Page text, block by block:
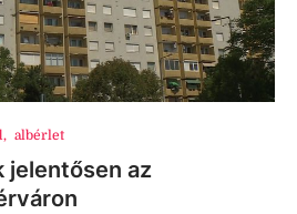
, albérlet
jelentősen az